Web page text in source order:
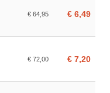
€ 64,95 € 6,49
€ 72,00 € 7,20